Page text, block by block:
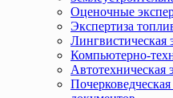
Оценочные
Экспертиза
Лингвистическая
Компьютерно-
Автотехническая